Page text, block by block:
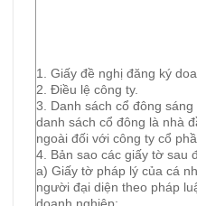
1. Giấy đề nghị đăng ký
2. Điều lệ công ty.
3. Danh sách cổ đông sáng
danh sách cổ đông là nhà
ngoài đối với công ty cổ
4. Bản sao các giấy tờ sau
a) Giấy tờ pháp lý của cá
người đại diện theo pháp